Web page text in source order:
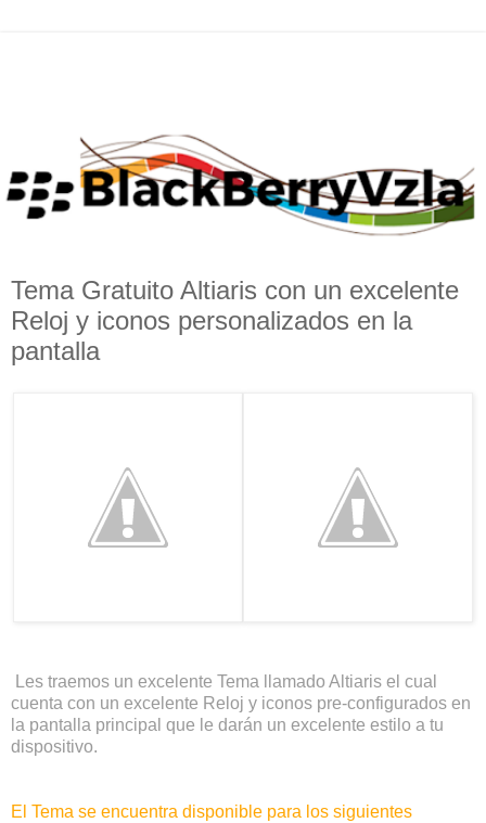
Tema Gratuito Altiaris con un excelente
Reloj y iconos personalizados en la
pantalla
Les traemos un excelente Tema llamado Altiaris el cual
cuenta con un excelente Reloj y iconos pre-configurados en
la pantalla principal que le darán un excelente estilo a tu
dispositivo.
El Tema se encuentra disponible para los siguientes